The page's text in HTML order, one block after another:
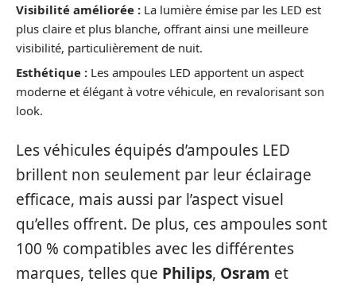
Visibilité améliorée : La lumière émise par les LED est
plus claire et plus blanche, offrant ainsi une meilleure
visibilité, particulièrement de nuit.
Esthétique : Les ampoules LED apportent un aspect
moderne et élégant à votre véhicule, en revalorisant son
look.
Les véhicules équipés d’ampoules LED
brillent non seulement par leur éclairage
efficace, mais aussi par l’aspect visuel
qu’elles offrent. De plus, ces ampoules sont
100 % compatibles avec les différentes
marques, telles que Philips, Osram et